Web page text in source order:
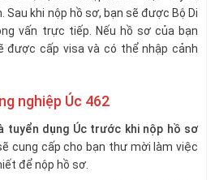
Sau khi nộp hồ sơ, bạn sẽ được Bộ Di
vấn trực tiếp. Nếu hồ sơ của bạn
được cấp visa và có thể nhập cảnh
nghiệp Úc 462
tuyển dụng Úc trước khi nộp hồ sơ
cung cấp cho bạn thư mời làm việc
để nộp hồ sơ.